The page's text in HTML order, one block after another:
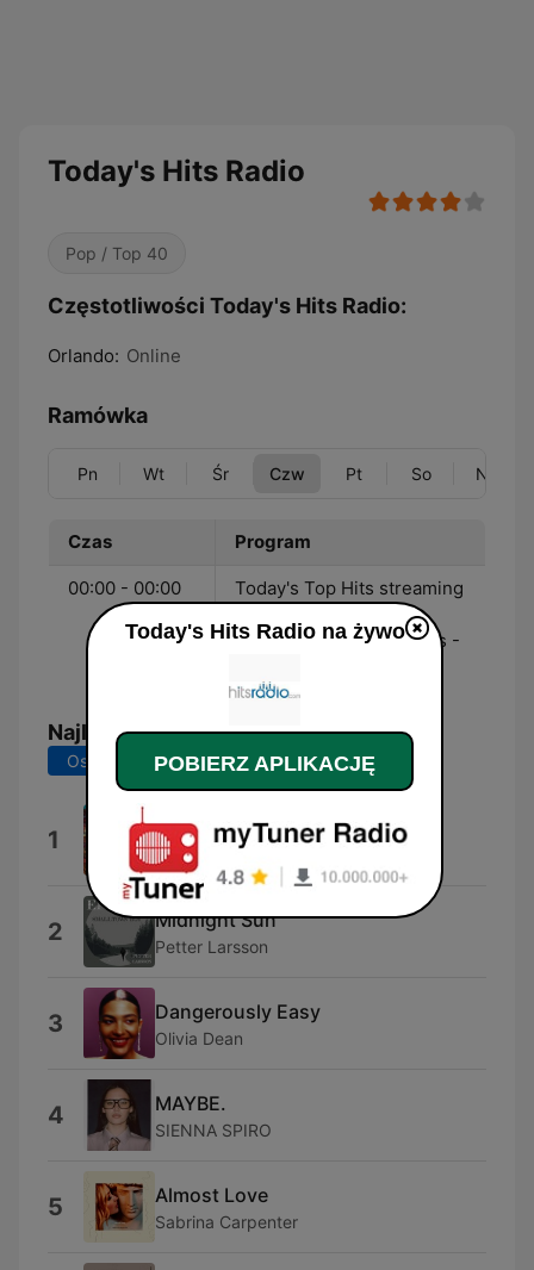
Today's Hits Radio
Pop / Top 40
Częstotliwości Today's Hits Radio:
Orlando: Online
Ramówka
Pn Wt Śr Czw Pt So Nd
Czas Program
00:00 - 00:00
Today's Top Hits streaming
commercial interruptions -
Najlepsze piosenki
Ostatnie 7 dni Ostatnie 30 dni
1 Lucidity
Tame Impala
2 Midnight Sun
Petter Larsson
3 Dangerously Easy
Olivia Dean
4 MAYBE.
SIENNA SPIRO
5 Almost Love
Sabrina Carpenter
Today's Hits Radio na żywo
POBIERZ APLIKACJĘ